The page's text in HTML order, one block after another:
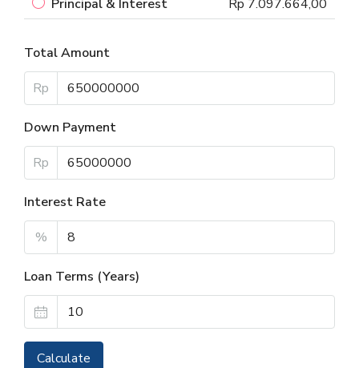
Principal & Interest Rp 7.097.664,00
Total Amount
Rp
Down Payment
Rp
Interest Rate
%
Loan Terms (Years)
Calculate